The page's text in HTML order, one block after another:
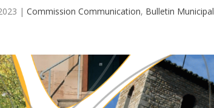
|Commission Communication, Bulletin Municipal